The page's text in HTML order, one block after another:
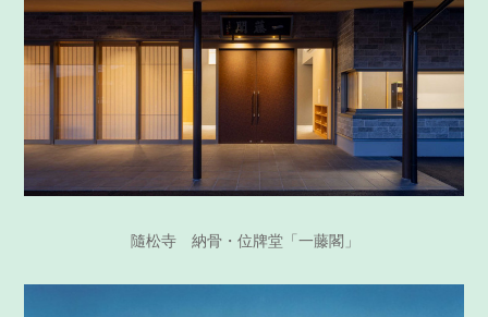
隨松寺 納骨・位牌堂「一藤閣」